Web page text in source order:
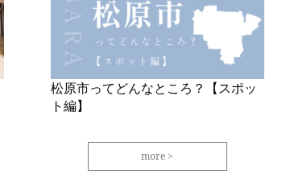
松原市ってどんなところ？【スポッ
ト編】
more